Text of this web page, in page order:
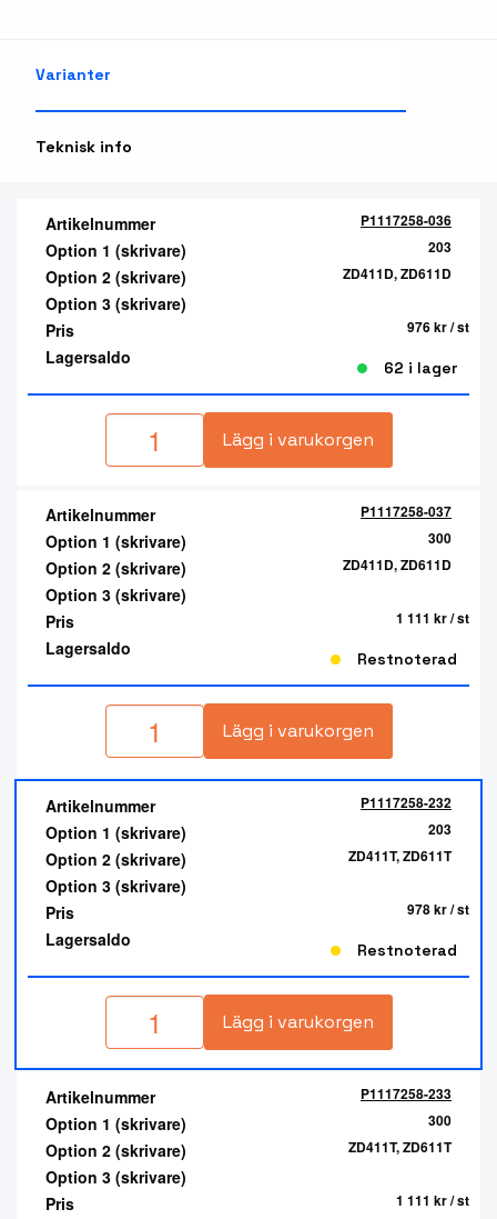
Varianter
Teknisk info
Artikelnummer P1117258-036
Option 1 (skrivare) 203
Option 2 (skrivare) ZD411D, ZD611D
Option 3 (skrivare)
Pris
976 kr/ st
Lagersaldo 62 i lager
Lägg i varukorgen
Artikelnummer P1117258-037
Option 1 (skrivare) 300
Option 2 (skrivare) ZD411D, ZD611D
Option 3 (skrivare)
Pris
1 111 kr/ st
Lagersaldo Restnoterad
Lägg i varukorgen
Artikelnummer P1117258-232
Option 1 (skrivare) 203
Option 2 (skrivare) ZD411T, ZD611T
Option 3 (skrivare)
Pris
978 kr/ st
Lagersaldo Restnoterad
Lägg i varukorgen
Artikelnummer P1117258-233
Option 1 (skrivare) 300
Option 2 (skrivare) ZD411T, ZD611T
Option 3 (skrivare)
Pris
1 111 kr/ st